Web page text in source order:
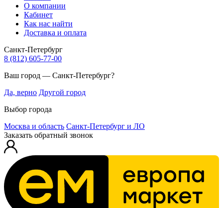
О компании
Кабинет
Как нас найти
Доставка и оплата
Санкт-Петербург
8 (812) 605-77-00
Ваш город — Санкт-Петербург?
Да, верно Другой город
Выбор города
Москва и область Санкт-Петербург и ЛО
Заказать обратный звонок